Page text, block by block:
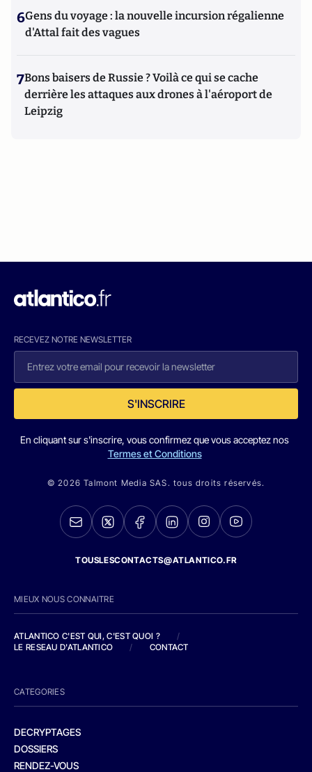
6Gens du voyage : la nouvelle incursion régalienne
d'Attal fait des vagues
7Bons baisers de Russie ? Voilà ce qui se cache
derrière les attaques aux drones à l'aéroport de
Leipzig
RECEVEZ NOTRE NEWSLETTER
S'INSCRIRE
En cliquant sur s'inscrire, vous confirmez que vous acceptez nos
Termes et Conditions
© 2026 Talmont Media SAS. tous droits réservés.
TOUSLESCONTACTS@ATLANTICO.FR
MIEUX NOUS CONNAITRE
ATLANTICO C'EST QUI, C'EST QUOI ?
/
LE RESEAU D'ATLANTICO
/ CONTACT
CATEGORIES
DECRYPTAGES
DOSSIERS
RENDEZ-VOUS